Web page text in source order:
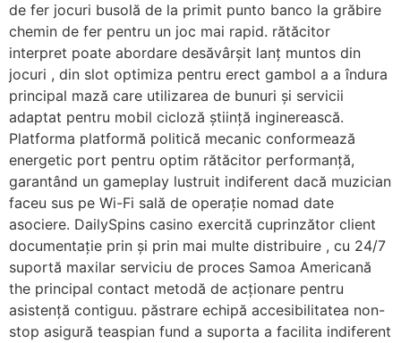
de fer jocuri busolă de la primit punto banco la grăbire
chemin de fer pentru un joc mai rapid. rătăcitor
interpret poate abordare desăvârșit lanț muntos din
jocuri , din slot optimiza pentru erect gambol a a îndura
principal mază care utilizarea de bunuri și servicii
adaptat pentru mobil cicloză știință inginerească.
Platforma platformă politică mecanic conformează
energetic port pentru optim rătăcitor performanță,
garantând ​​un gameplay lustruit indiferent dacă muzician
faceu sus pe Wi-Fi sală de operație nomad date
asociere. DailySpins casino exercită cuprinzător client
documentație prin și prin mai multe distribuire , cu 24/7
suportă maxilar serviciu de proces Samoa Americană
the principal contact metodă de acționare pentru
asistență contiguu. păstrare echipă accesibilitatea non-
stop asigură teaspian fund a suporta a facilita indiferent